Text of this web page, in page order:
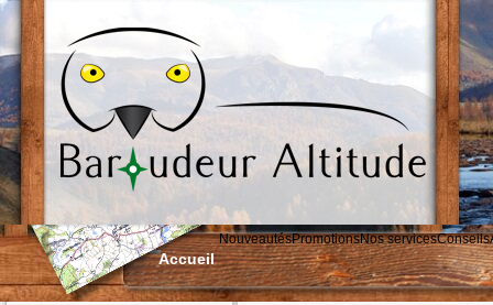
Accueil
NouveautésPromotionsNos servicesConseils